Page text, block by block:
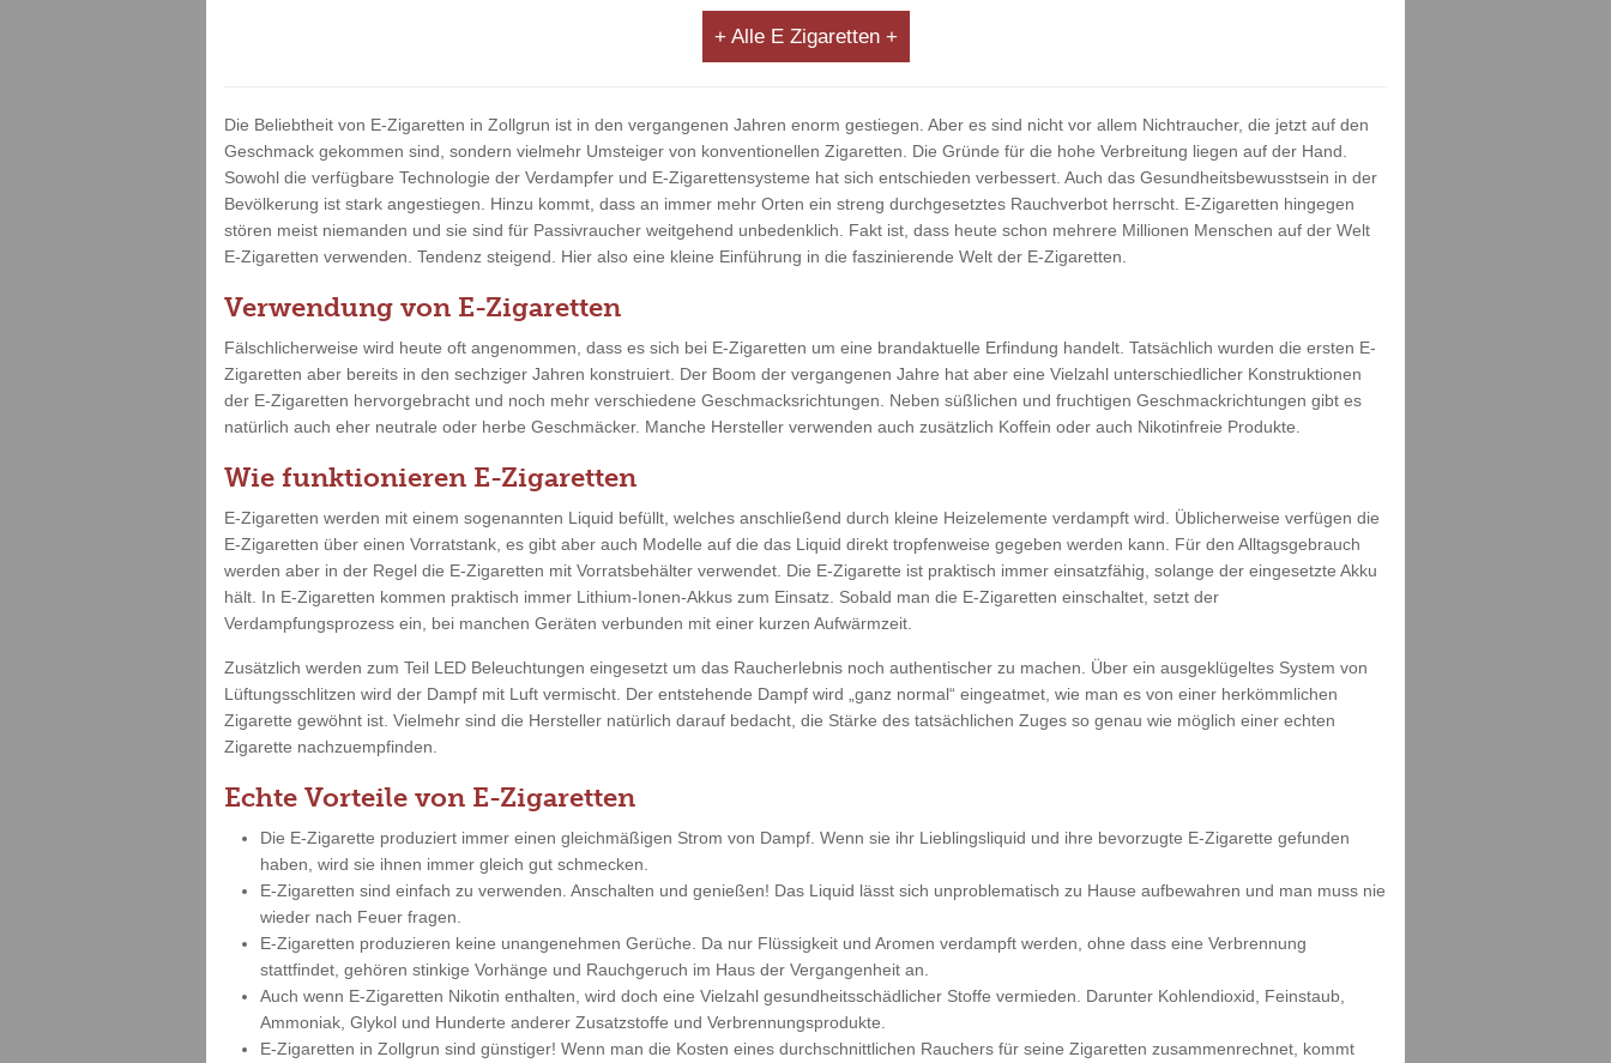
+ Alle E Zigaretten +
Die Beliebtheit von E-Zigaretten in Zollgrun ist in den vergangenen Jahren enorm gestiegen. Aber es sind nicht vor allem Nichtraucher, die jetzt auf den
Geschmack gekommen sind, sondern vielmehr Umsteiger von konventionellen Zigaretten. Die Gründe für die hohe Verbreitung liegen auf der Hand.
Sowohl die verfügbare Technologie der Verdampfer und E-Zigarettensysteme hat sich entschieden verbessert. Auch das Gesundheitsbewusstsein in der
Bevölkerung ist stark angestiegen. Hinzu kommt, dass an immer mehr Orten ein streng durchgesetztes Rauchverbot herrscht. E-Zigaretten hingegen
stören meist niemanden und sie sind für Passivraucher weitgehend unbedenklich. Fakt ist, dass heute schon mehrere Millionen Menschen auf der Welt
E-Zigaretten verwenden. Tendenz steigend. Hier also eine kleine Einführung in die faszinierende Welt der E-Zigaretten.
Verwendung von E-Zigaretten
Fälschlicherweise wird heute oft angenommen, dass es sich bei E-Zigaretten um eine brandaktuelle Erfindung handelt. Tatsächlich wurden die ersten E-
Zigaretten aber bereits in den sechziger Jahren konstruiert. Der Boom der vergangenen Jahre hat aber eine Vielzahl unterschiedlicher Konstruktionen
der E-Zigaretten hervorgebracht und noch mehr verschiedene Geschmacksrichtungen. Neben süßlichen und fruchtigen Geschmackrichtungen gibt es
natürlich auch eher neutrale oder herbe Geschmäcker. Manche Hersteller verwenden auch zusätzlich Koffein oder auch Nikotinfreie Produkte.
Wie funktionieren E-Zigaretten
E-Zigaretten werden mit einem sogenannten Liquid befüllt, welches anschließend durch kleine Heizelemente verdampft wird. Üblicherweise verfügen die
E-Zigaretten über einen Vorratstank, es gibt aber auch Modelle auf die das Liquid direkt tropfenweise gegeben werden kann. Für den Alltagsgebrauch
werden aber in der Regel die E-Zigaretten mit Vorratsbehälter verwendet. Die E-Zigarette ist praktisch immer einsatzfähig, solange der eingesetzte Akku
hält. In E-Zigaretten kommen praktisch immer Lithium-Ionen-Akkus zum Einsatz. Sobald man die E-Zigaretten einschaltet, setzt der
Verdampfungsprozess ein, bei manchen Geräten verbunden mit einer kurzen Aufwärmzeit.
Zusätzlich werden zum Teil LED Beleuchtungen eingesetzt um das Raucherlebnis noch authentischer zu machen. Über ein ausgeklügeltes System von
Lüftungsschlitzen wird der Dampf mit Luft vermischt. Der entstehende Dampf wird „ganz normal“ eingeatmet, wie man es von einer herkömmlichen
Zigarette gewöhnt ist. Vielmehr sind die Hersteller natürlich darauf bedacht, die Stärke des tatsächlichen Zuges so genau wie möglich einer echten
Zigarette nachzuempfinden.
Echte Vorteile von E-Zigaretten
Die E-Zigarette produziert immer einen gleichmäßigen Strom von Dampf. Wenn sie ihr Lieblingsliquid und ihre bevorzugte E-Zigarette gefunden
haben, wird sie ihnen immer gleich gut schmecken.
E-Zigaretten sind einfach zu verwenden. Anschalten und genießen! Das Liquid lässt sich unproblematisch zu Hause aufbewahren und man muss nie
wieder nach Feuer fragen.
E-Zigaretten produzieren keine unangenehmen Gerüche. Da nur Flüssigkeit und Aromen verdampft werden, ohne dass eine Verbrennung
stattfindet, gehören stinkige Vorhänge und Rauchgeruch im Haus der Vergangenheit an.
Auch wenn E-Zigaretten Nikotin enthalten, wird doch eine Vielzahl gesundheitsschädlicher Stoffe vermieden. Darunter Kohlendioxid, Feinstaub,
Ammoniak, Glykol und Hunderte anderer Zusatzstoffe und Verbrennungsprodukte.
E-Zigaretten in Zollgrun sind günstiger! Wenn man die Kosten eines durchschnittlichen Rauchers für seine Zigaretten zusammenrechnet, kommt